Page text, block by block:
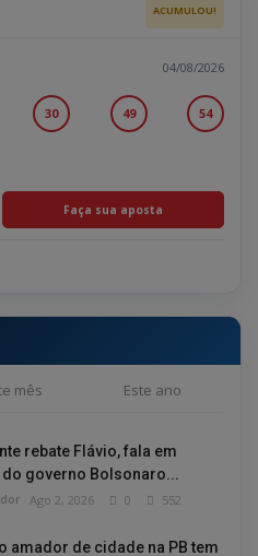
ACUMULOU!
04/08/2026
30 49 54
Faça sua aposta
mês Este ano
rebate Flávio, fala em
governo Bolsonaro...
Ago 2, 2026 0 552
amador de cidade na PB tem